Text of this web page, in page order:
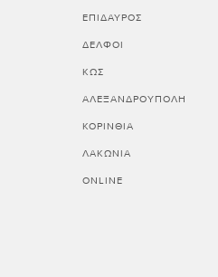
ΕΠΙΔΑΥΡΟΣ
ΔΕΛΦΟΙ
ΚΩΣ
ΑΛΕΞΑΝΔΡΟΥΠΟΛΗ
ΚΟΡΙΝΘΊΑ
ΛΑΚΩΝΊΑ
ONLINE